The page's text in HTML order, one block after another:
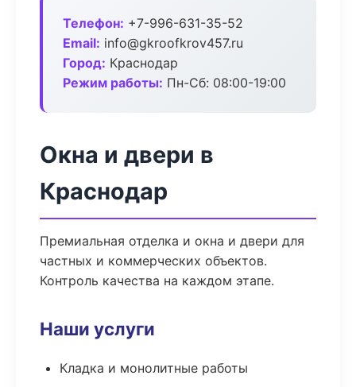
Телефон: +7-996-631-35-52
Email: info@gkroofkrov457.ru
Город: Краснодар
Режим работы: Пн-Сб: 08:00-19:00
Окна и двери в
Краснодар
Премиальная отделка и окна и двери для
частных и коммерческих объектов.
Контроль качества на каждом этапе.
Наши услуги
Кладка и монолитные работы